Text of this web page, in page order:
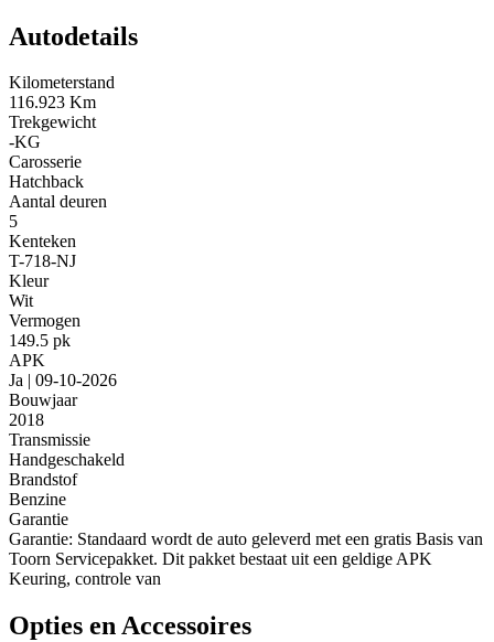
Autodetails
Kilometerstand
116.923 Km
Trekgewicht
-KG
Carosserie
Hatchback
Aantal deuren
5
Kenteken
T-718-NJ
Kleur
Wit
Vermogen
149.5 pk
APK
Ja | 09-10-2026
Bouwjaar
2018
Transmissie
Handgeschakeld
Brandstof
Benzine
Garantie
Garantie: Standaard wordt de auto geleverd met een gratis Basis van
Toorn Servicepakket. Dit pakket bestaat uit een geldige APK
Keuring, controle van
Opties en Accessoires